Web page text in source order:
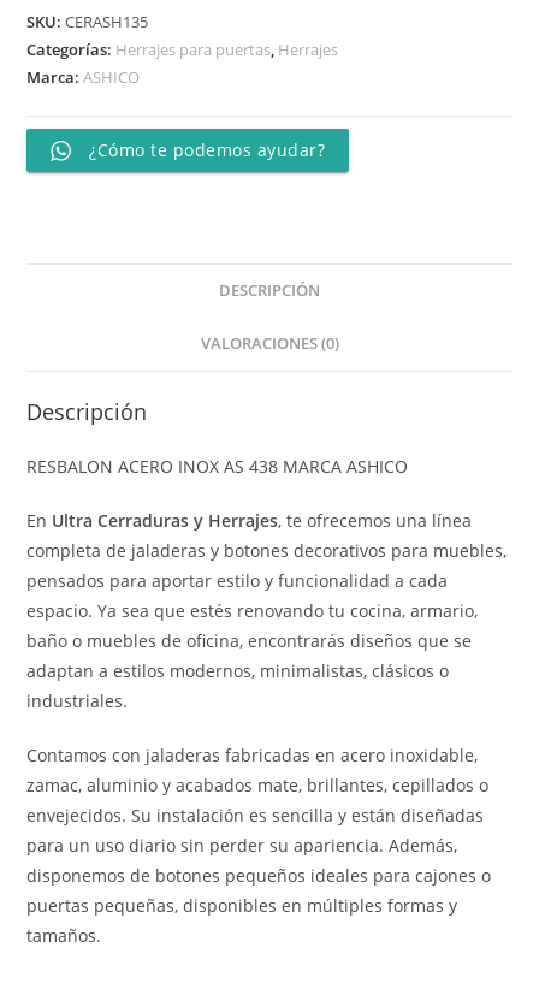
SKU:CERASH135
Categorías: Herrajes para puertas, Herrajes
Marca:ASHICO
¿Cómo te podemos ayudar?
DESCRIPCIÓN
VALORACIONES (0)
Descripción
RESBALON ACERO INOX AS 438 MARCA ASHICO
En Ultra Cerraduras y Herrajes, te ofrecemos una línea
completa de jaladeras y botones decorativos para muebles,
pensados para aportar estilo y funcionalidad a cada
espacio. Ya sea que estés renovando tu cocina, armario,
baño o muebles de oficina, encontrarás diseños que se
adaptan a estilos modernos, minimalistas, clásicos o
industriales.
Contamos con jaladeras fabricadas en acero inoxidable,
zamac, aluminio y acabados mate, brillantes, cepillados o
envejecidos. Su instalación es sencilla y están diseñadas
para un uso diario sin perder su apariencia. Además,
disponemos de botones pequeños ideales para cajones o
puertas pequeñas, disponibles en múltiples formas y
tamaños.